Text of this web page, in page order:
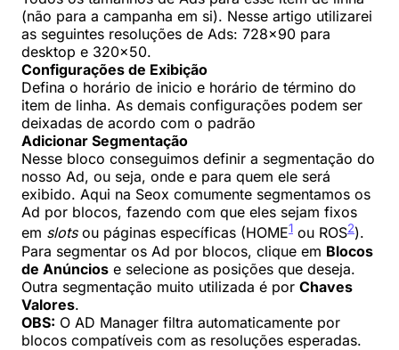
(não para a campanha em si). Nesse artigo utilizarei
as seguintes resoluções de Ads: 728×90 para
desktop e 320×50.
Configurações de Exibição
Defina o horário de inicio e horário de término do
item de linha. As demais configurações podem ser
deixadas de acordo com o padrão
Adicionar Segmentação
Nesse bloco conseguimos definir a segmentação do
nosso Ad, ou seja, onde e para quem ele será
exibido. Aqui na Seox comumente segmentamos os
Ad por blocos, fazendo com que eles sejam fixos
em slotsou páginas específicas (HOME1 ou ROS2).
Para segmentar os Ad por blocos, clique em Blocos
de Anúncios e selecione as posições que deseja.
Outra segmentação muito utilizada é por Chaves
Valores.
OBS: O AD Manager filtra automaticamente por
blocos compatíveis com as resoluções esperadas.